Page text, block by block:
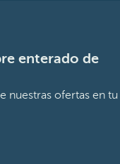
enterado de
nuestras ofertas en tu